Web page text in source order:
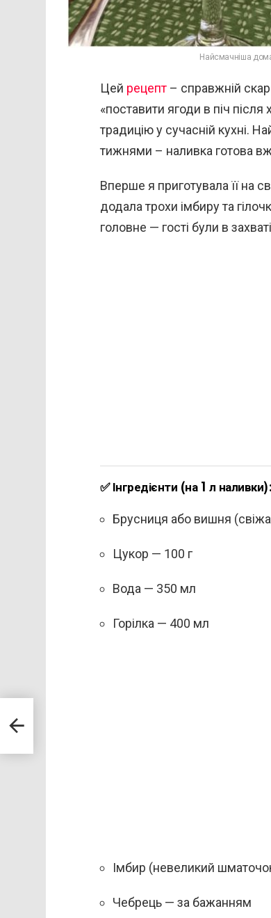
Найсмачніша
Цей рецепт – справжній
«поставити ягоди в піч
традицію у сучасній кухні.
тижнями – наливка готова
Вперше я приготувала її на
додала трохи імбиру та
головне — гості були в
✅ Інгредієнти (на 1 л наливки):
Брусниця або вишня
Цукор — 100 г
Вода — 350 мл
Горілка — 400 мл
Імбир (невеликий
Чебрець — за бажанням